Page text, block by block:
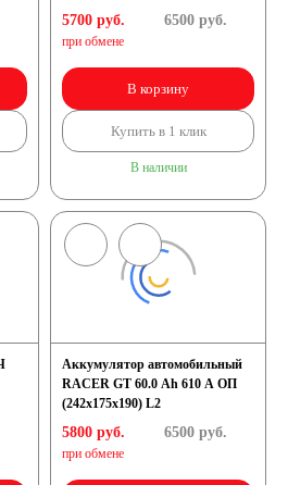
5700 руб.
при обмене
6500руб.
В корзину
Купить в 1 клик
В наличии
Аккумулятор автомобильный
RACER GT 60.0 Ah 610 A ОП
(242x175x190) L2
5800 руб.
при обмене
6500руб.